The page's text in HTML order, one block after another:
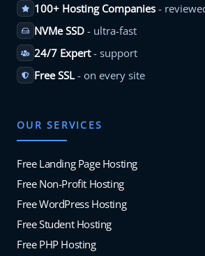
100+ Hosting Companies-
NVMe SSD- ultra-fast
24/7 Expert- support
Free SSL- on every site
OUR SERVICES
Free Landing Page Hosting
Free Non-Profit Hosting
Free WordPress Hosting
Free Student Hosting
Free PHP Hosting